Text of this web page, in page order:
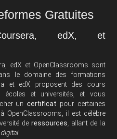
Gratuites
edX, et
edX et OpenClassrooms sont
le domaine des formations
et edX proposent des cours
écoles et universités, et vous
uncertificat pour certaines
OpenClassrooms, il est célèbre
deressources, allant de la
.